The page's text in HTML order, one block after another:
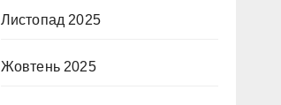
Листопад 2025
Жовтень 2025